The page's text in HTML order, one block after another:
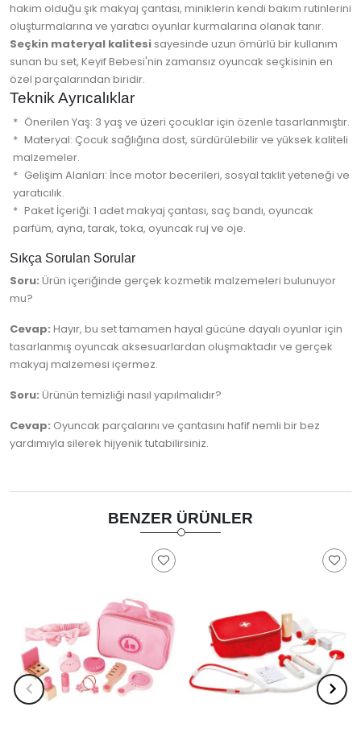
hakim olduğu şık makyaj çantası, miniklerin kendi bakım rutinlerini
oluşturmalarına ve yaratıcı oyunlar kurmalarına olanak tanır.
Seçkin materyal kalitesi sayesinde uzun ömürlü bir kullanım
sunan bu set, Keyif Bebesi'nin zamansız oyuncak seçkisinin en
özel parçalarından biridir.
Teknik Ayrıcalıklar
Önerilen Yaş: 3 yaş ve üzeri çocuklar için özenle tasarlanmıştır.
Materyal: Çocuk sağlığına dost, sürdürülebilir ve yüksek kaliteli
malzemeler.
Gelişim Alanları: İnce motor becerileri, sosyal taklit yeteneği ve
yaratıcılık.
Paket İçeriği: 1 adet makyaj çantası, saç bandı, oyuncak
parfüm, ayna, tarak, toka, oyuncak ruj ve oje.
Sıkça Sorulan Sorular
Soru: Ürün içeriğinde gerçek kozmetik malzemeleri bulunuyor
mu?
Cevap: Hayır, bu set tamamen hayal gücüne dayalı oyunlar için
tasarlanmış oyuncak aksesuarlardan oluşmaktadır ve gerçek
makyaj malzemesi içermez.
Soru: Ürünün temizliği nasıl yapılmalıdır?
Cevap: Oyuncak parçalarını ve çantasını hafif nemli bir bez
yardımıyla silerek hijyenik tutabilirsiniz.
BENZER ÜRÜNLER